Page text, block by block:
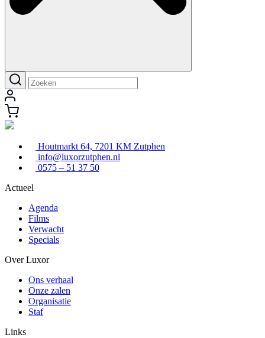
Houtmarkt 64, 7201 KM Zutphen
info@luxorzutphen.nl
0575 – 51 37 50
Actueel
Agenda
Films
Verwacht
Specials
Over Luxor
Ons verhaal
Onze zalen
Organisatie
Staf
Links